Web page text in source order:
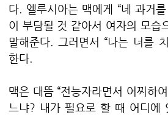
다. 엘루시아는 맥에게 “네 과거
이 부담될 것 같아서 여자의 모습
말해준다. 그러면서 “나는 너를
한다.
맥은 대뜸 “전능자라면서 어찌하
느냐? 내가 필요로 할 때 어디에